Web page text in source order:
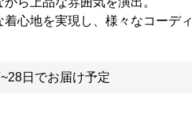
心地を実現し、様々なコーディ
日でお届け予定